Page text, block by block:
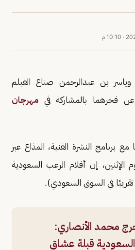
· 10:10 م
بن عبدالرحمن صناع الفيلم
فخرهما بالمشاركة في مهرجان
مع برنامج النشرة الفنية، المذاع عبر
الإثنين، إن أفلام الرعب السعودية
في السوق السعودي).
محمد الأنصاري:
قبلة عشاق